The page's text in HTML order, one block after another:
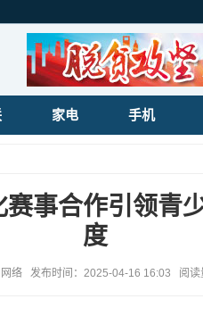
家电 手机
事合作引领青
度
络 发布时间：2025-04-16 16:03 阅